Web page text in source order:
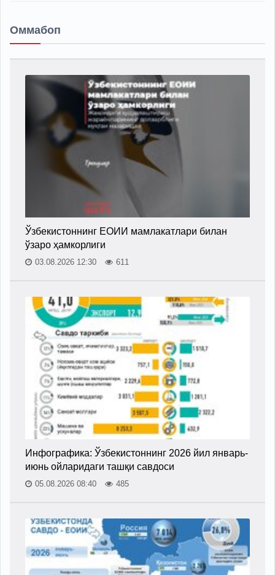
Оммабоп
Ўзбекистоннинг ЕОИИ мамлакатлари билан
ўзаро ҳамкорлиги
03.08.2026 12:30 611
Инфографика: Ўзбекистоннинг 2026 йил январь-
июнь ойларидаги ташқи савдоси
05.08.2026 08:40 485